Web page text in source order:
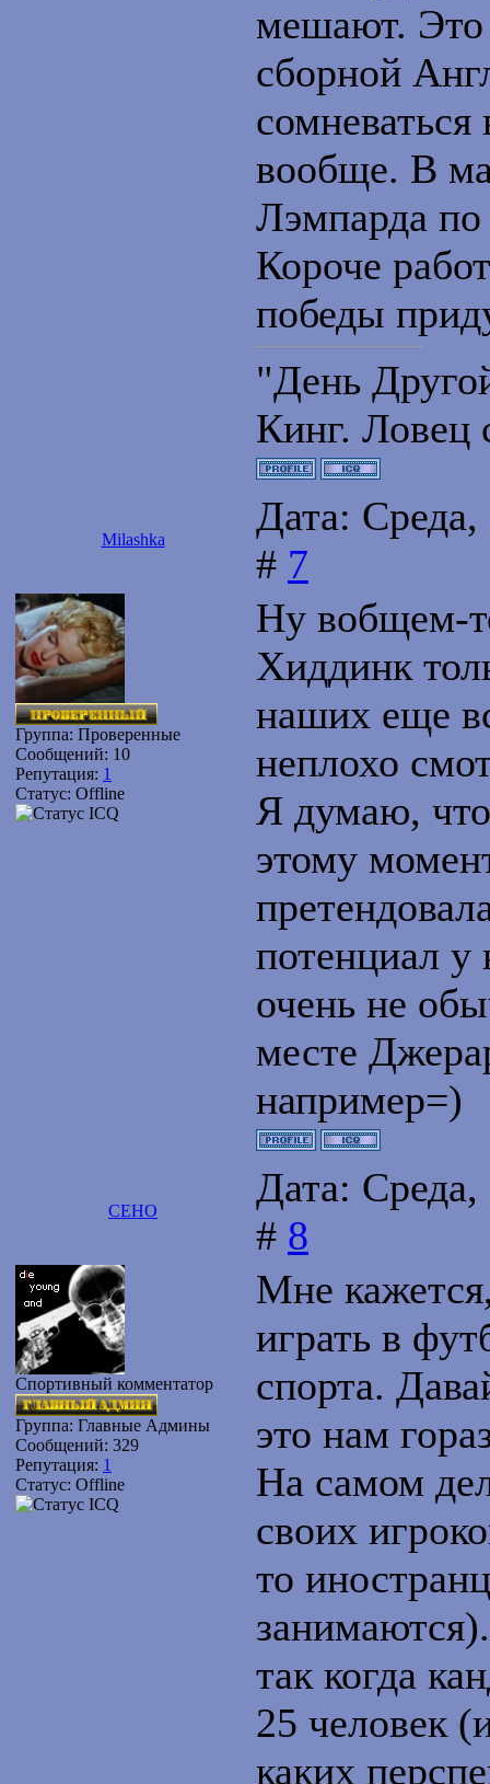
мешают. Это
сборной
вообще. В
Лэмпарда
Короче
победы
"День
Кинг. Ловец
Milashka
Дата:
# 7
Группа: Проверенные
Сообщений: 10
Репутация: 1
Статус: Offline
Ну вобщем-
Хиддинк
наших еще
неплохо
Я думаю,
этому
потенциал у
очень не
месте
например=)
CEHO
Дата:
# 8
Спортивный комментатор
Группа: Главные Админы
Сообщений: 329
Репутация: 1
Статус: Offline
Мне
играть в
спорта.
это нам
На самом
своих
то
так когда
25 человек
каких